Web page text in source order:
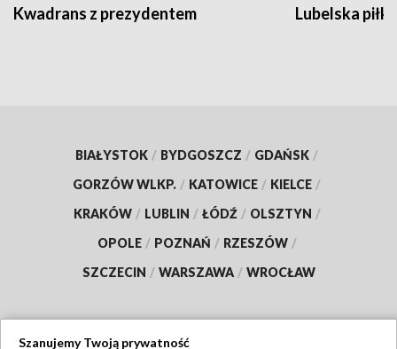
Kwadrans z prezydentem Lubelska piłka
BIAŁYSTOK / BYDGOSZCZ / GDAŃSK /
GORZÓW WLKP. / KATOWICE / KIELCE /
KRAKÓW / LUBLIN / ŁÓDŹ / OLSZTYN /
OPOLE / POZNAŃ / RZESZÓW /
SZCZECIN / WARSZAWA / WROCŁAW
Szanujemy Twoją prywatność